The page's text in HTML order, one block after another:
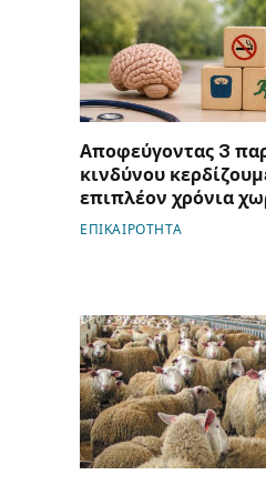
Αποφεύγοντας 3
κινδύνου
επιπλέον χρόνια
ΕΠΙΚΑΙΡΟΤΗΤΑ